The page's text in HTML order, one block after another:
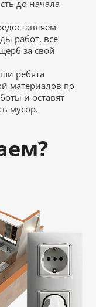
до начала
работ, все
за свой
ребята
материалов по
и оставят
мусор.